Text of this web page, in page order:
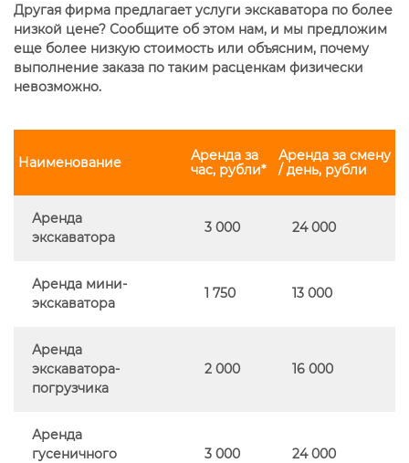
Другая фирма предлагает услуги экскаватора по более
низкой цене? Сообщите об этом нам, и мы предложим
еще более низкую стоимость или объясним, почему
выполнение заказа по таким расценкам физически
невозможно.
Наименование
Аренда за
час, рубли*
Аренда за смену
/ день, рубли
Аренда
экскаватора
3 000 24 000
Аренда мини-
экскаватора
1 750 13 000
Аренда
экскаватора-
погрузчика
2 000 16 000
Аренда
гусеничного
3 000 24 000